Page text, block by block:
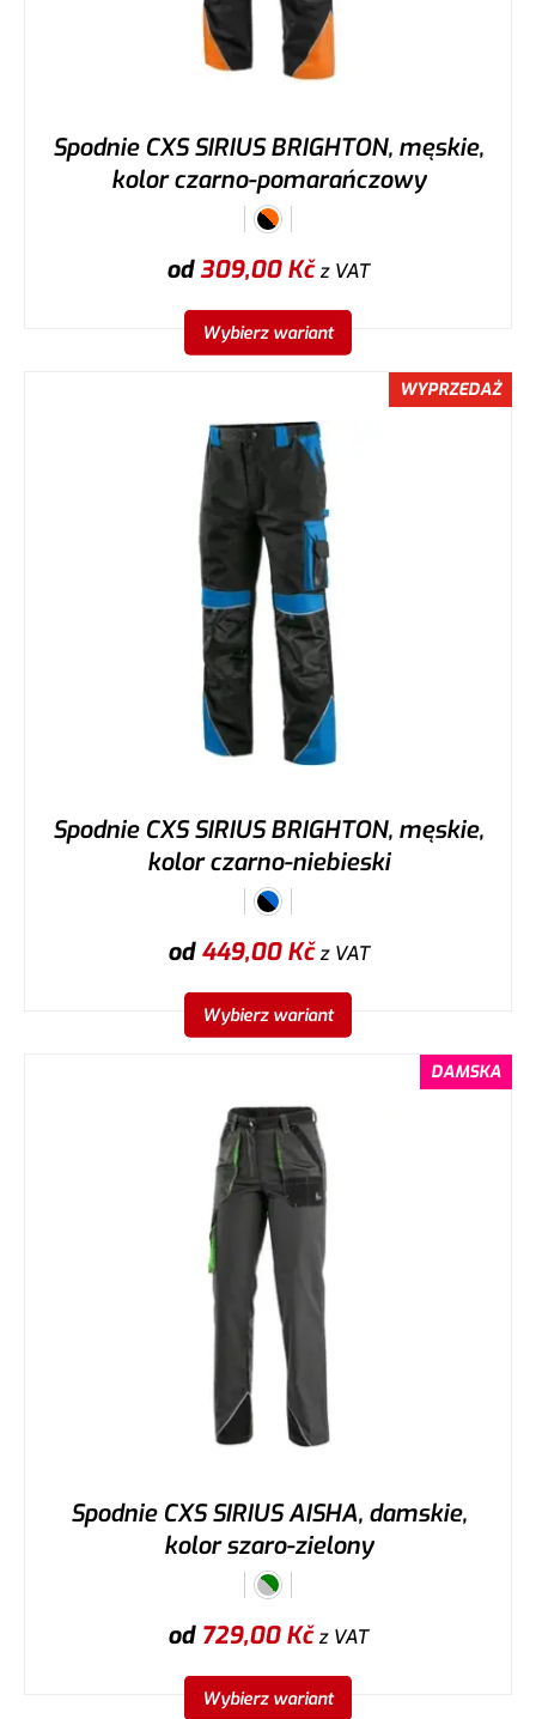
Spodnie CXS SIRIUS BRIGHTON, męskie,
kolor czarno-pomarańczowy
od309,00Kčz VAT
Wybierz wariant
WYPRZEDAŻ
Spodnie CXS SIRIUS BRIGHTON, męskie,
kolor czarno-niebieski
od449,00Kčz VAT
Wybierz wariant
DAMSKA
Spodnie CXS SIRIUS AISHA, damskie,
kolor szaro-zielony
od 729,00Kčz VAT
Wybierz wariant